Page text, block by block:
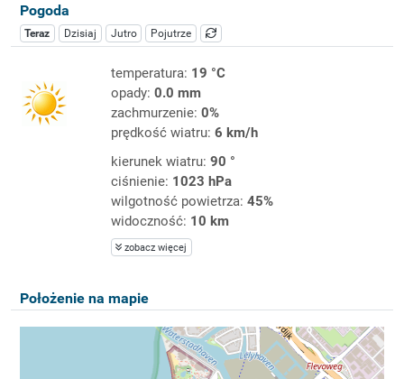
Pogoda
Teraz Dzisiaj Jutro Pojutrze
temperatura: 19 °C
opady: 0.0 mm
zachmurzenie: 0%
prędkość wiatru: 6 km/h
kierunek wiatru: 90 °
ciśnienie: 1023 hPa
wilgotność powietrza: 45%
widoczność: 10 km
zobacz więcej
Położenie na mapie